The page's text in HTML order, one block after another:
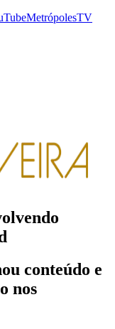
MetrópolesTV
conteúdo e
nos